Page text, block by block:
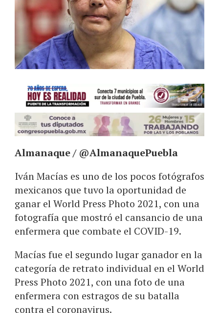
Almanaque / @AlmanaquePuebla
Iván Macías es uno de los pocos fotógrafos
mexicanos que tuvo la oportunidad de
ganar el World Press Photo 2021, con una
fotografía que mostró el cansancio de una
enfermera que combate el COVID-19.
Macías fue el segundo lugar ganador en la
categoría de retrato individual en el World
Press Photo 2021, con una foto de una
enfermera con estragos de su batalla
contra el coronavirus.